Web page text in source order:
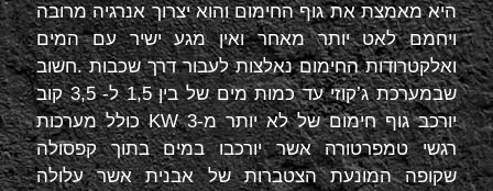
היא מאמצת את גוף החימום והוא יצרוך אנרגיה מרובה
ויחמם לאט יותר מאחר ואין מגע ישיר עם המים
ואלקטרודות החימום נאלצות לעבור דרך שכבות .חשוב
שבמערכת ג’קוזי עד כמות מים של בין 1,5 ל- 3,5 קוב
יורכב גוף חימום של לא יותר מ-3
KWכולל מערכות
רגשי טמפרטורה אשר יורכבו במים בתוך קפסולה
שקופה המונעת הצטברות של אבנית אשר עלולה